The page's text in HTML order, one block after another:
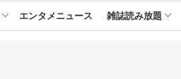
エンタメニュース 雑誌読み放題